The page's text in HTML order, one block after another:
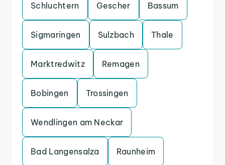
Schluchtern Gescher Bassum
Sigmaringen Sulzbach Thale
Marktredwitz Remagen
Bobingen Trossingen
Wendlingen am Neckar
Bad Langensalza Raunheim